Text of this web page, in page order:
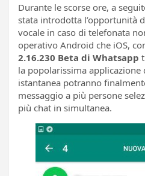
Durante le scorse ore, a
stata introdotta l’opportunità
vocale in caso di telefonata
operativo Android che iOS,
2.16.230 Beta di Whatsapp
la popolarissima applicazione
istantanea potranno
messaggio a più persone
più chat in simultanea.